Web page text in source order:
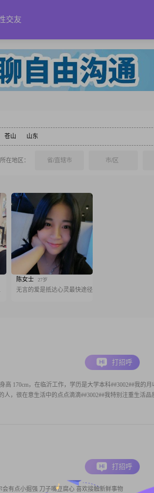
交友
苍山 山东
所在地区： 省/直辖市 市/区
陈女士 27岁
无言的爱是抵达心灵最快途径
高 170cm，在临沂工作，学历是大学本科##3002##我的月
人，很在意生活中的点点滴滴##3002##我特别注重生活品
打招呼
有点小掘强 刀子嘴豆腐心 喜欢接触新鲜事物
打招呼